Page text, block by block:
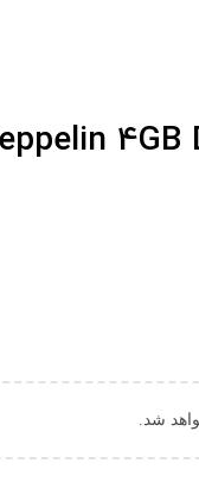
شد.